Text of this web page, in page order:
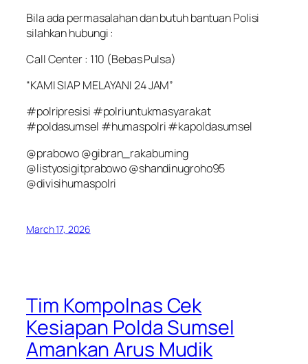
Bila ada permasalahan dan butuh bantuan Polisi
silahkan hubungi :
Call Center : 110 (Bebas Pulsa)
“KAMI SIAP MELAYANI 24 JAM”
#polripresisi #polriuntukmasyarakat
#poldasumsel #humaspolri #kapoldasumsel
@prabowo @gibran_rakabuming
@listyosigitprabowo @shandinugroho95
@divisihumaspolri
March 17, 2026
Tim Kompolnas Cek
Kesiapan Polda Sumsel
Amankan Arus Mudik